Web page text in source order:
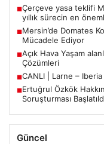
■Çerçeve yasa teklifi
yıllık sürecin en
■Mersin’de Domates
Mücadele Ediyor
■Açık Hava Yaşam
Çözümleri
■CANLI | Larne –
■Ertuğrul Özkök
Soruşturması
Güncel